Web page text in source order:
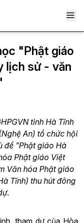
"Phật giáo
lịch sử - văn
tỉnh Hà Tĩnh
An) tổ chức hội
đề "Phật giáo Hà
Phật giáo Việt
Văn hóa Phật giáo
Tĩnh) thu hút đông
tham dự của Hòa